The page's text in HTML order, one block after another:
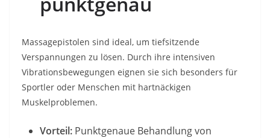
Massagepistolen sind ideal, um tiefsitzende
Verspannungen zu lösen. Durch ihre intensiven
Vibrationsbewegungen eignen sie sich besonders für
Sportler oder Menschen mit hartnäckigen
Muskelproblemen.
Vorteil: Punktgenaue Behandlung von